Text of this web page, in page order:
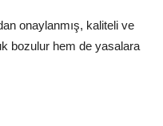
onaylanmış, kaliteli ve
bozulur hem de yasalara